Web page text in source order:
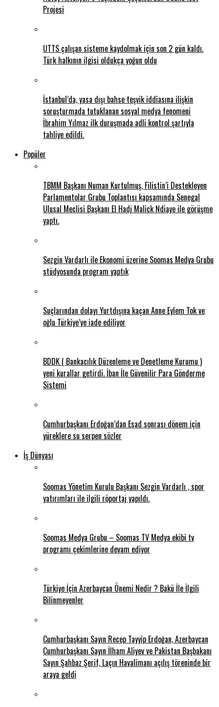
Projesi
UTTS çalışan sisteme kaydolmak için son 2 gün kaldı.
Türk halkının ilgisi oldukça yoğun oldu
İstanbul’da, yasa dışı bahse teşvik iddiasına ilişkin
soruşturmada tutuklanan sosyal medya fenomeni
İbrahim Yılmaz ilk duruşmada adli kontrol şartıyla
tahliye edildi.
Popüler
TBMM Başkanı Numan Kurtulmuş, Filistin’i Destekleyen
Parlamentolar Grubu Toplantısı kapsamında Senegal
Ulusal Meclisi Başkanı El Hadj Malick Ndiaye ile görüşme
yaptı.
Sezgin Vardarlı ile Ekonomi üzerine Soomas Medya Grubu
stüdyosunda program yaptık
Suçlarından dolayı Yurtdışına kaçan Anne Eylem Tok ve
oğlu Türkiye’ye iade ediliyor
BDDK ( Bankacılık Düzenleme ve Denetleme Kurumu )
yeni kurallar getirdi. İban İle Güvenilir Para Gönderme
Sistemi
Cumhurbaşkanı Erdoğan’dan Esad sonrası dönem için
yüreklere su serpen sözler
İş Dünyası
Soomas Yönetim Kurulu Başkanı Sezgin Vardarlı , spor
yatırımları ile ilgili röportaj yapıldı.
Soomas Medya Grubu – Soomas TV Medya ekibi tv
programı çekimlerine devam ediyor
Türkiye İçin Azerbaycan Önemi Nedir ? Bakü İle İlgili
Bilinmeyenler
Cumhurbaşkanı Sayın Recep Tayyip Erdoğan, Azerbaycan
Cumhurbaşkanı Sayın İlham Aliyev ve Pakistan Başbakanı
Sayın Şahbaz Şerif, Laçın Havalimanı açılış töreninde bir
araya geldi